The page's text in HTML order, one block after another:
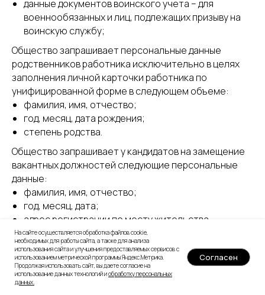
данные документов воинского учета – для
военнообязанных и лиц, подлежащих призыву на
воинскую службу;
Общество запрашивает персональные данные
родственников работника исключительно в целях
заполнения личной карточки работника по
унифицированной форме в следующем объеме:
фамилия, имя, отчество;
год, месяц, дата рождения;
степень родства.
Общество запрашивает у кандидатов на замещение
вакантных должностей следующие персональные
данные:
фамилия, имя, отчество;
год, месяц, дата;
адрес регистрации по месту жительства
(почтовый адрес);
адрес фактического проживания (почтовый адрес
фактического проживания);
семейное положение;
социальное положение;
На сайте осуществляется обработка файлов cookie,
необходимых для работы сайта, а также для анализа
использования сайта и улучшения предоставляемых сервисов с
использованием метрической программы Яндекс.Метрика.
Продолжая использовать сайт, вы даете согласие на
использование данных технологий иобработку персональных
данных.
Согласен